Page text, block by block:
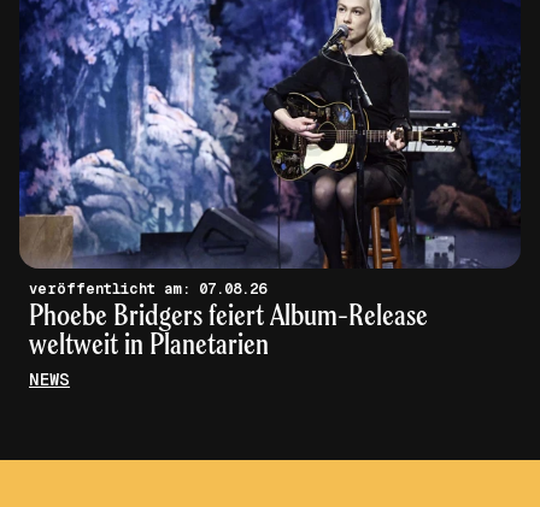
veröffentlicht am: 07.08.26
Phoebe Bridgers feiert Album-Release
weltweit in Planetarien
NEWS